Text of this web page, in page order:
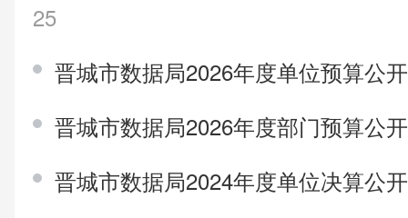
25
晋城市数据局2026年度单位预算公
晋城市数据局2026年度部门预算公
晋城市数据局2024年度单位决算公